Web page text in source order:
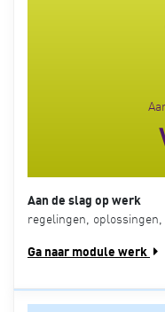
Aan de slag op werk
regelingen,
Ga naar module werk